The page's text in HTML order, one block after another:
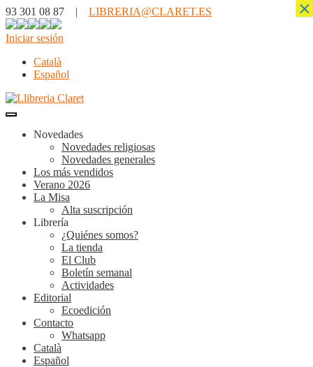
93 301 08 87 | LIBRERIA@CLARET.ES
Iniciar sesión
Català
Español
Novedades
Novedades religiosas
Novedades generales
Los más vendidos
Verano 2026
La Misa
Alta suscripción
Librería
¿Quiénes somos?
La tienda
El Club
Boletín semanal
Actividades
Editorial
Ecoedición
Contacto
Whatsapp
Català
Español
×